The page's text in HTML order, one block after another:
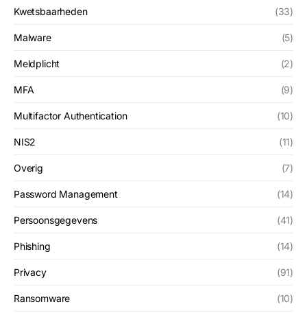
Kwetsbaarheden (33)
Malware (5)
Meldplicht (2)
MFA (9)
Multifactor Authentication (10)
NIS2 (11)
Overig (7)
Password Management (14)
Persoonsgegevens (41)
Phishing (14)
Privacy (91)
Ransomware (10)